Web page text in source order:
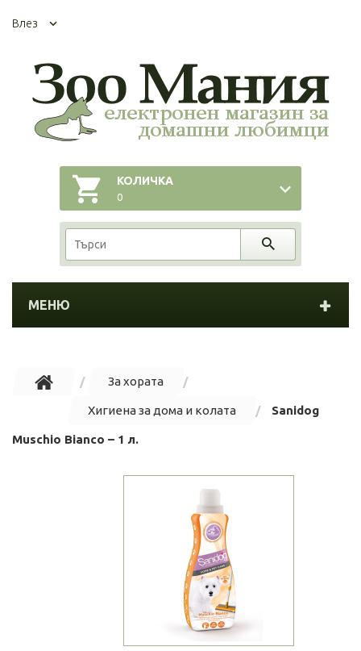
Влез
КОЛИЧКА
0
МЕНЮ
За хората
Хигиена за дома и колата Sanidog
Muschio Bianco – 1 л.